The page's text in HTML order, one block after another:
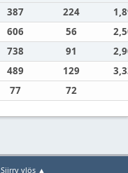
387 224
606 56
738 91
489 129
77 72
Siirry ylös ▲